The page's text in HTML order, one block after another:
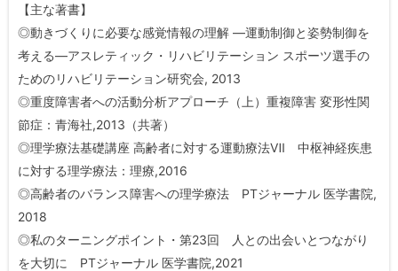
【主な著書】
◎動きづくりに必要な感覚情報の理解 ―運動制御と姿勢制御を
考える―アスレティック・リハビリテーション スポーツ選手の
ためのリハビリテーション研究会, 2013
◎重度障害者への活動分析アプローチ（上）重複障害 変形性関
節症：青海社,2013（共著）
◎理学療法基礎講座 高齢者に対する運動療法Ⅶ 中枢神経疾患
に対する理学療法：理療,2016
◎高齢者のバランス障害への理学療法 PTジャーナル 医学書院,
2018
◎私のターニングポイント・第23回 人との出会いとつながり
を大切に PTジャーナル 医学書院,2021